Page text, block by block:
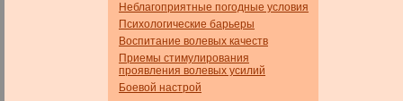
Неблагоприятные погодные условия
Психологические барьеры
Воспитание волевых качеств
Приемы стимулирования
проявления волевых усилий
Боевой настрой